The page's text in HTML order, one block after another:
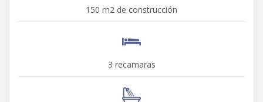
150 m2 de construcción
3 recamaras